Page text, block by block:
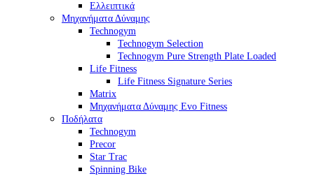
Ελλειπτικά
Μηχανήματα Δύναμης
Technogym
Technogym Selection
Technogym Pure Strength Plate Loaded
Life Fitness
Life Fitness Signature Series
Matrix
Μηχανήματα Δύναμης Evo Fitness
Ποδήλατα
Technogym
Precor
Star Trac
Spinning Bike